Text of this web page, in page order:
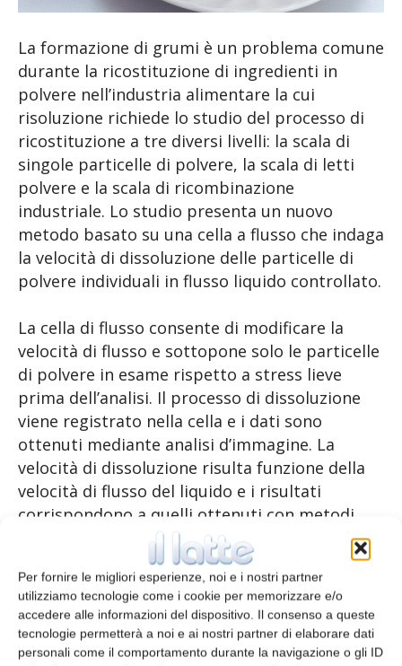
Per fornire le migliori esperienze, noi e i nostri partner
utilizziamo tecnologie come i cookie per memorizzare e/o
accedere alle informazioni del dispositivo. Il consenso a queste
tecnologie permetterà a noi e ai nostri partner di elaborare dati
personali come il comportamento durante la navigazione o gli ID
La formazione di grumi è un problema comune
durante la ricostituzione di ingredienti in
polvere nell’industria alimentare la cui
risoluzione richiede lo studio del processo di
ricostituzione a tre diversi livelli: la scala di
singole particelle di polvere, la scala di letti
polvere e la scala di ricombinazione
industriale. Lo studio presenta un nuovo
metodo basato su una cella a flusso che indaga
la velocità di dissoluzione delle particelle di
polvere individuali in flusso liquido controllato.
La cella di flusso consente di modificare la
velocità di flusso e sottopone solo le particelle
di polvere in esame rispetto a stress lieve
prima dell’analisi. Il processo di dissoluzione
viene registrato nella cella e i dati sono
ottenuti mediante analisi d’immagine. La
velocità di dissoluzione risulta funzione della
velocità di flusso del liquido e i risultati
corrispondono a quelli ottenuti con metodi
precedenti. L’indagine sulle particelle
individuali mostra una variazione nella velocità
di dissoluzione delle particelle dipendente
dalla loro morfologia.
Bibliografia